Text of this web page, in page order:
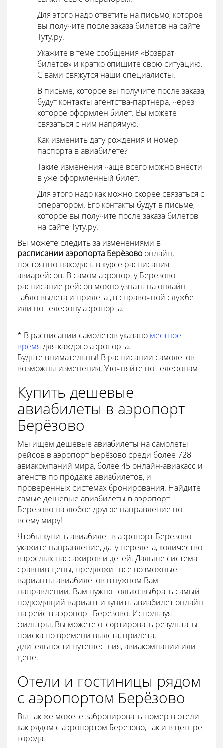
Для этого надо ответить на письмо, которое
вы получите после заказа билетов на сайте
Туту.ру.
Укажите в теме сообщения «Возврат
билетов» и кратко опишите свою ситуацию.
С вами свяжутся наши специалисты.
В письме, которое вы получите после заказа,
будут контакты агентства-партнера, через
которое оформлен билет. Вы можете
связаться с ним напрямую.
Как изменить дату рождения и номер
паспорта в авиабилете?
Такие изменения чаще всего можно внести
в уже оформленный билет.
Для этого надо как можно скорее связаться с
оператором. Его контакты будут в письме,
которое вы получите после заказа билетов
на сайте Туту.ру.
Вы можете следить за изменениями в
расписании аэропорта Берёзово онлайн,
постоянно находясь в курсе расписания
авиарейсов. В самом аэропорту Берёзово
расписание рейсов можно узнать на онлайн-
табло вылета и прилета , в справочной службе
или по телефону аэропорта.
* В расписании самолетов указано местное
время для каждого аэропорта.
Будьте внимательны! В расписании самолетов
возможны изменения. Уточняйте по телефонам
Купить дешевые
авиабилеты в аэропорт
Берёзово
Мы ищем дешевые авиабилеты на самолеты
рейсов в аэропорт Берёзово среди более 728
авиакомпаний мира, более 45 онлайн-авиакасс и
агенств по продаже авиабилетов, и
проверенных системах бронирования. Найдите
самые дешевые авиабилеты в аэропорт
Берёзово на любое другое направление по
всему миру!
Чтобы купить авиабилет в аэропорт Берёзово -
укажите направление, дату перелета, количество
взрослых пассажиров и детей. Дальше система
сравнив цены, предложит все возможные
варианты авиабилетов в нужном Вам
направлении. Вам нужно только выбрать самый
подходящий вариант и купить авиабилет онлайн
на рейс в аэропорт Берёзово. Используя
фильтры, Вы можете отсортировать результаты
поиска по времени вылета, прилета,
длительности путешествия, авиакомпании или
цене.
Отели и гостиницы рядом
с аэропортом Берёзово
Вы так же можете забронировать номер в отели
как рядом с аэропортом Берёзово, так и в центре
города.